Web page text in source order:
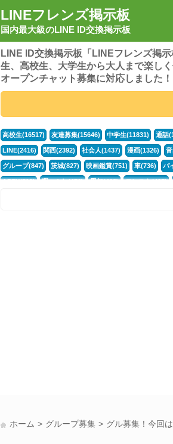
LINEフレンズ掲示板
国内最大級のLINE ID交換掲示板
LINE ID交換掲示板「LINEフレンズ掲
生、高校生、大学生から大人まで楽し
オープンチャット募集に対応しました！
高校生(16517) 友達募集(15646) 中学生(11831) 通話
LINE(2416) 関西(2392) 社会人(1437) 漫画(1326)
グループ(847) 茨城(827) 映画鑑賞(751) 車(736) バ
APEX(519) 暇つぶし(476) 愛知(468) モンスト(465)
ホーム グループ募集 グル募集！今回